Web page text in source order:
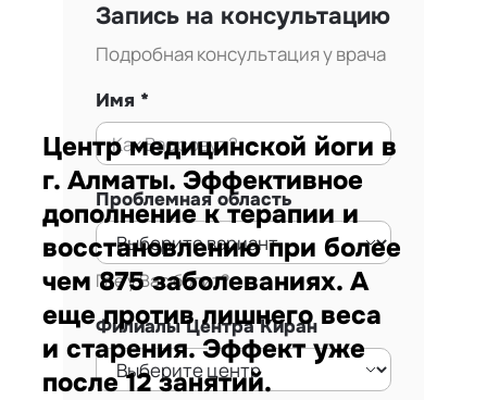
Запись на консультацию
Подробная консультация у врача
Имя
Проблемная область
Где у Вас болит?
Филиалы Центра Киран
Центр медицинской йоги в
г. Алматы. Эффективное
дополнение к терапии и
восстановлению при более
чем 875 заболеваниях. А
еще против лишнего веса
и старения. Эффект уже
после 12 занятий.